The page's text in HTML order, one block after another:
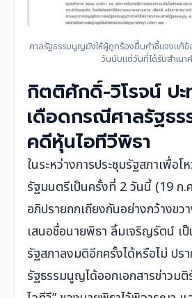
ศาลรัฐธรรมนูญยังให้ผู้ถูกร้องยื่นคำชี้แจงแก้ข้
วันนับแต่วันที่ได้รับสำเนา
กิตติศักดิ์-วิโรจน์ ปะ
เดือดกรณีศาลรัฐธ
คดีหุ้นไอทีวีพิธา
ในระหว่างการประชุมรัฐสภาเพื่อโ
รัฐมนตรีเป็นครั้งที่ 2 วันนี้ (19 ก.
อภิปรายถกเถียงกันอย่างกว้างขว
เสนอชื่อนายพิธา ลิ้มเจริญรัตน์ เ
รัฐสภาลงมติอีกครั้งได้หรือไม่ ปร
รัฐธรรมนูญได้ออกเอกสารข่าวม